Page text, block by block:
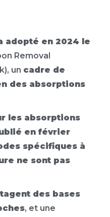
adopté en 2024 le
Removal
un cadre de
des absorptions
les absorptions
en février
spécifiques à
ne sont pas
des bases
, et une